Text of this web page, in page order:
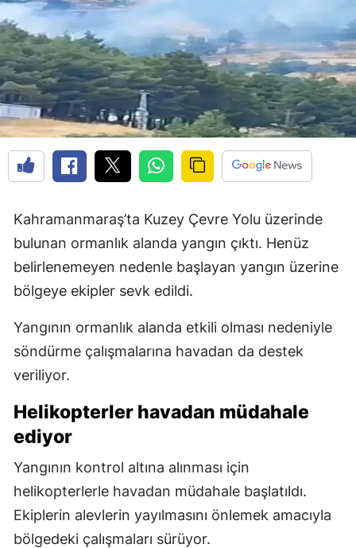
Kahramanmaraş’ta Kuzey Çevre Yolu üzerinde
bulunan ormanlık alanda yangın çıktı. Henüz
belirlenemeyen nedenle başlayan yangın üzerine
bölgeye ekipler sevk edildi.
Yangının ormanlık alanda etkili olması nedeniyle
söndürme çalışmalarına havadan da destek
veriliyor.
Helikopterler havadan müdahale
ediyor
Yangının kontrol altına alınması için
helikopterlerle havadan müdahale başlatıldı.
Ekiplerin alevlerin yayılmasını önlemek amacıyla
bölgedeki çalışmaları sürüyor.